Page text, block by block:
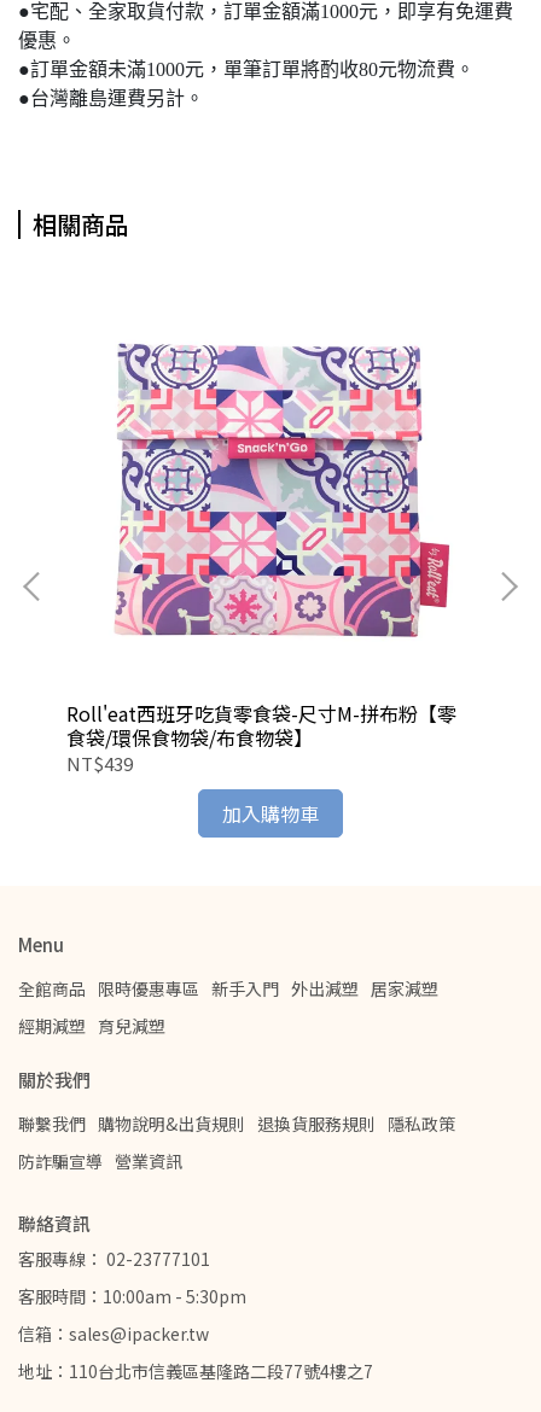
●宅配、全家取貨付款，訂單金額滿1000元，即享有免運費
優惠。
●訂單金額未滿1000元，單筆訂單將酌收80元物流費。
●台灣離島運費另計。
相關商品
Roll'eat西班牙吃貨零食袋-尺寸M-拼布粉【零
食袋/環保食物袋/布食物袋】
NT$439
加入購物車
Menu
全館商品 限時優惠專區 新手入門 外出減塑 居家減塑
經期減塑 育兒減塑
關於我們
聯繫我們 購物說明&出貨規則 退換貨服務規則
隱私政策
防詐騙宣導 營業資訊
聯絡資訊
客服專線： 02-23777101
客服時間：10:00am - 5:30pm
信箱：sales@ipacker.tw
地址：110台北市信義區基隆路二段77號4樓之7